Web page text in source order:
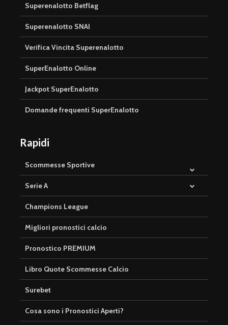
Superenalotto Betflag
Superenalotto SNAI
Verifica Vincita Superenalotto
SuperEnalotto Online
Jackpot SuperEnalotto
Domande frequenti SuperEnalotto
Rapidi
Scommesse Sportive
Serie A
Champions League
Migliori pronostici calcio
Pronostico PREMIUM
Libro Quote Scommesse Calcio
Surebet
Cosa sono i Pronostici Aperti?